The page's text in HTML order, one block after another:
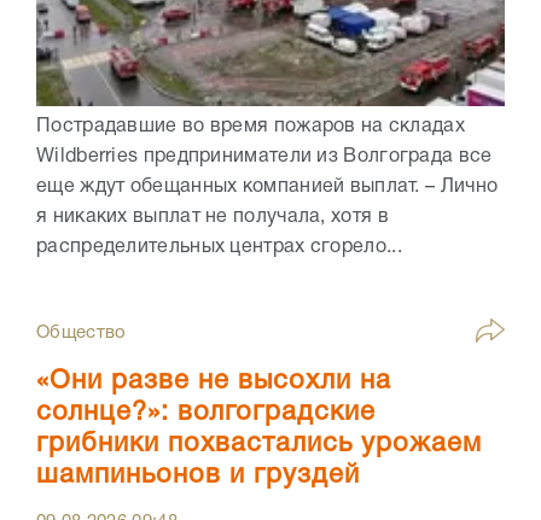
Пострадавшие во время пожаров на складах
Wildberries предприниматели из Волгограда все
еще ждут обещанных компанией выплат. – Лично
я никаких выплат не получала, хотя в
распределительных центрах сгорело...
Общество
«Они разве не высохли на
солнце?»: волгоградские
грибники похвастались урожаем
шампиньонов и груздей